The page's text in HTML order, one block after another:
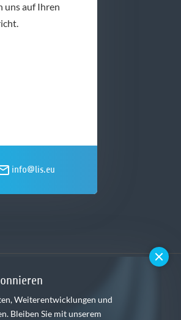
uns auf Ihren
info@lis.eu
Weiterentwicklungen und
Bleiben Sie mit unserem